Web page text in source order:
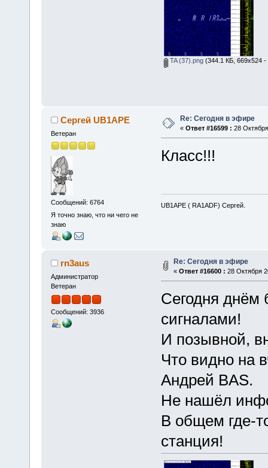
TA (37).png(344.1 КБ, 669x524 -
Сергей UB1APE
Ветеран
Сообщений: 6764
Я точно знаю, что ни чего не
знаю
Re: Сегодня в эфире
« Ответ #16599 : 28
Класс!!!
UB1APE ( RA1ADF) Сергей.
rn3aus
Администратор
Ветеран
Сообщений: 3936
Re: Сегодня в эфире
« Ответ #16600 : 28 Октября
Сегодня днём
сигналами!
И позывной,
Что видно на
Андрей BAS.
Не нашёл
В общем где-
станция!